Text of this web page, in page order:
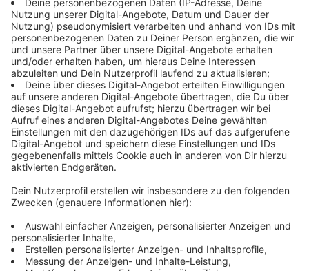
Internationalen Tags gegen Gewalt und Mobbing in
Berlin vorgestellt.
Besonders betroffen ist die sogenannte "Generation
Smartphone", also junge Erwachsene, die gerade ins
Berufsleben starten. Laut Leest wird das in der
Jugend erlernte negative Verhalten häufig in die
Arbeitswelt übertragen, da es in der Vergangenheit oft
nicht geahndet wurde. Er kritisiert, dass die
Gesellschaft zu wenig gegen Mobbing unternehme
und fordert ein entschiedeneres Vorgehen.
Anzeige
Forderungen nach Maßnahmen gegen
Mobbing